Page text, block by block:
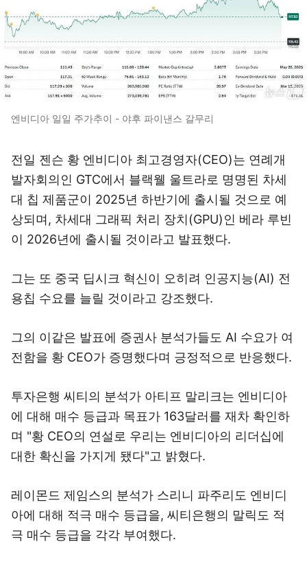
엔비디아 일일 주가추이 - 야후 파이낸스 갈무리
전일 젠슨 황 엔비디아 최고경영자(CEO)는 연례개
발자회의인 GTC에서 블랙웰 울트라로 명명된 차세
대 칩 제품군이 2025년 하반기에 출시될 것으로 예
상되며, 차세대 그래픽 처리 장치(GPU)인 베라 루빈
이 2026년에 출시될 것이라고 발표했다.
그는 또 중국 딥시크 혁신이 오히려 인공지능(AI) 전
용칩 수요를 늘릴 것이라고 강조했다.
그의 이같은 발표에 증권사 분석가들도 AI 수요가 여
전함을 황 CEO가 증명했다며 긍정적으로 반응했다.
투자은행 씨티의 분석가 아티프 말리크는 엔비디아
에 대해 매수 등급과 목표가 163달러를 재차 확인하
며 "황 CEO의 연설로 우리는 엔비디아의 리더십에
대한 확신을 가지게 됐다"고 밝혔다.
레이몬드 제임스의 분석가 스리니 파주리도 엔비디
아에 대해 적극 매수 등급을, 씨티은행의 말릭도 적
극 매수 등급을 각각 부여했다.